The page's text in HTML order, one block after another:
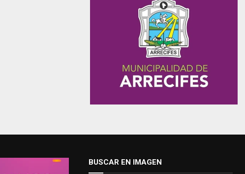
BUSCAR EN IMAGEN